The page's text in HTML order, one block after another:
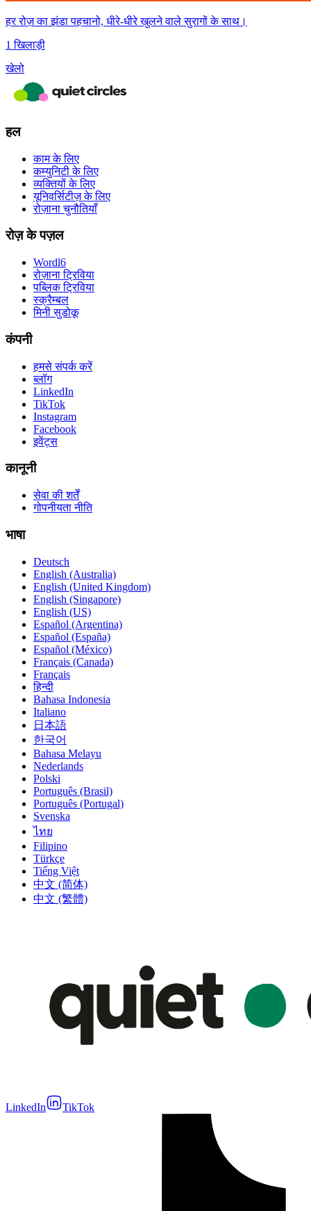
हर रोज़ का झंडा पहचानो, धीरे-धीरे खुलने वाले सुरागों के साथ।
1 खिलाड़ी
खेलो
हल
काम के लिए
कम्युनिटी के लिए
व्यक्तियों के लिए
यूनिवर्सिटीज़ के लिए
रोज़ाना चुनौतियाँ
रोज़ के पज़ल
Wordl6
रोज़ाना ट्रिविया
पब्लिक ट्रिविया
स्क्रैम्बल
मिनी सुडोकू
कंपनी
हमसे संपर्क करें
ब्लॉग
LinkedIn
TikTok
Instagram
Facebook
इवेंट्स
कानूनी
सेवा की शर्तें
गोपनीयता नीति
भाषा
Deutsch
English (Australia)
English (United Kingdom)
English (Singapore)
English (US)
Español (Argentina)
Español (España)
Español (México)
Français (Canada)
Français
हिन्दी
Bahasa Indonesia
Italiano
日本語
한국어
Bahasa Melayu
Nederlands
Polski
Português (Brasil)
Português (Portugal)
Svenska
ไทย
Filipino
Türkçe
Tiếng Việt
中文 (简体)
中文 (繁體)
LinkedIn TikTok